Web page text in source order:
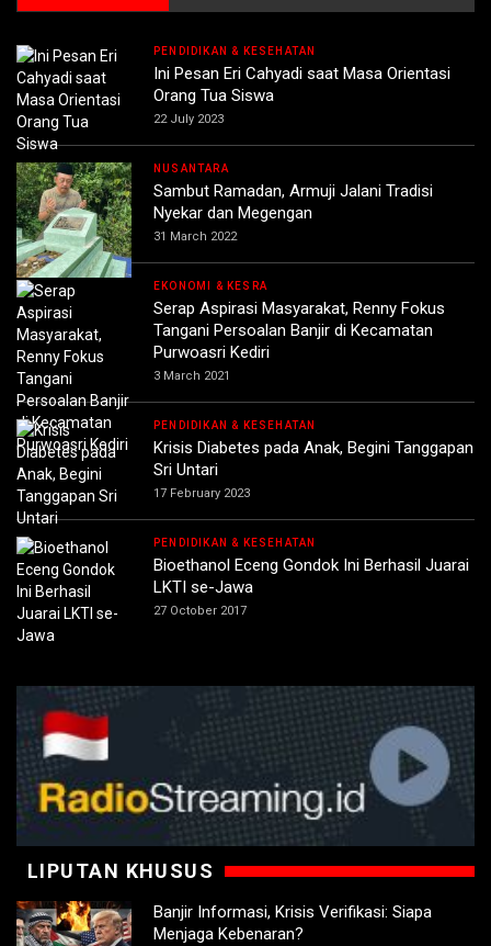
PENDIDIKAN & KESEHATAN
Ini Pesan Eri Cahyadi saat Masa Orientasi
Orang Tua Siswa
22 July 2023
NUSANTARA
Sambut Ramadan, Armuji Jalani Tradisi
Nyekar dan Megengan
31 March 2022
EKONOMI & KESRA
Serap Aspirasi Masyarakat, Renny Fokus
Tangani Persoalan Banjir di Kecamatan
Purwoasri Kediri
3 March 2021
PENDIDIKAN & KESEHATAN
Krisis Diabetes pada Anak, Begini Tanggapan
Sri Untari
17 February 2023
PENDIDIKAN & KESEHATAN
Bioethanol Eceng Gondok Ini Berhasil Juarai
LKTI se-Jawa
27 October 2017
LIPUTAN KHUSUS
Banjir Informasi, Krisis Verifikasi: Siapa
Menjaga Kebenaran?